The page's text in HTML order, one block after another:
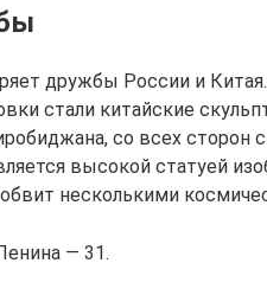
дружбы России и
стали китайские
со всех сторон
высокой статуей
несколькими
— 31.